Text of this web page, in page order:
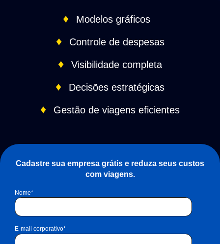
♦ Modelos gráficos
♦ Controle de despesas
♦ Visibilidade completa
♦ Decisões estratégicas
♦ Gestão de viagens eficientes
Cadastre sua empresa grátis e reduza seus custos
com viagens.
Nome*
E-mail corporativo*